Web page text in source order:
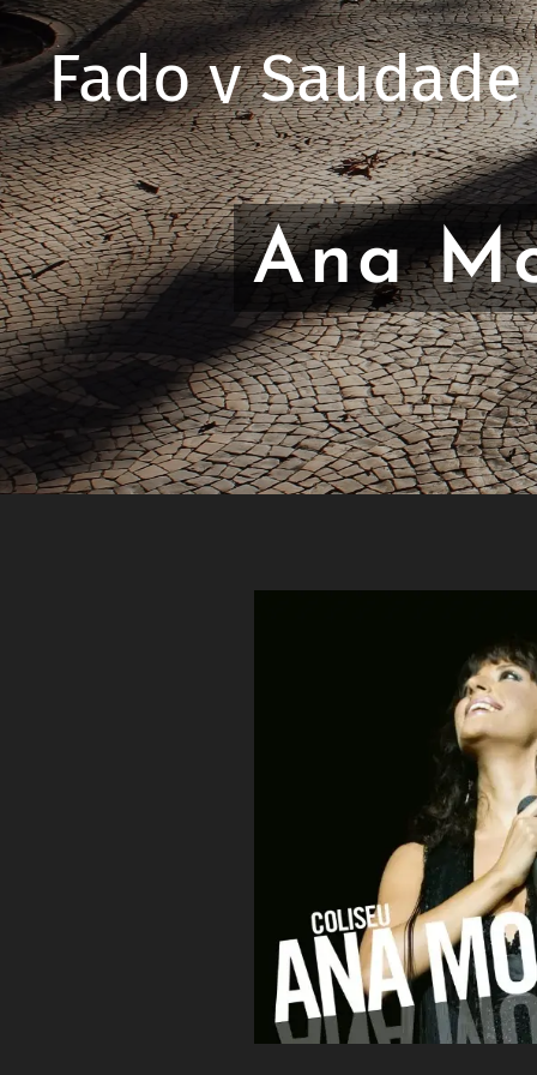
Fado y Saudade
Ana